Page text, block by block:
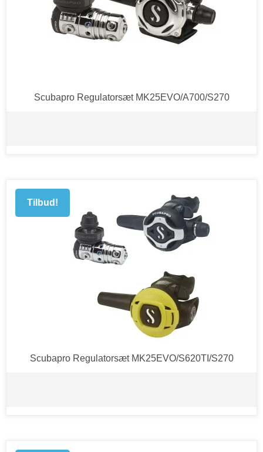
Scubapro Regulatorsæt MK25EVO/A700/S270
Tilbud!
Scubapro Regulatorsæt MK25EVO/S620TI/S270